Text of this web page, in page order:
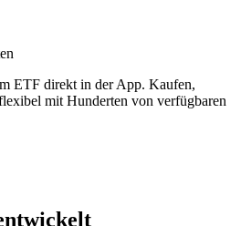
ETF direkt in der App. Kaufen,
mit Hunderten von verfügbaren